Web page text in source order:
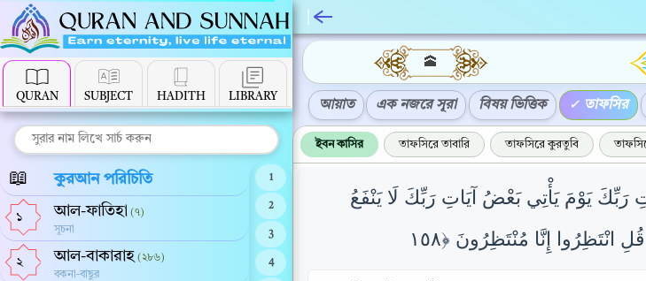
QURAN SUBJECT HADITH LIBRARY
📖 কুরআন পরিচিতি
১ আল-ফাতিহা (৭)
সূচনা
২ আল-বাকারাহ (২৮৬)
বকনা-বাছুর
1
2
3
4
🕋
আয়াত এক নজরে সূরা বিষয় ভিত্তিক তাফসির
ইবন কাসির তাফসিরে তাবারি তাফসিরে কুরতুবি
رَبِّكَ يَوْمَ يَأْتِي بَعْضُ آيَاتِ رَبِّكَ لَا يَنْفَعُ